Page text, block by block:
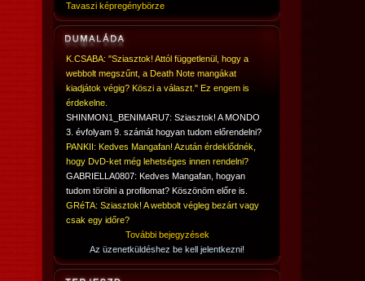
Tavaszi képregénybörze
K.CSABA: "Sziasztok! Attól függetlenül, hogy a
webbolt megszűnt, a Death Note mangákat
kiadjátok végig? Köszi a választ." Ez engem is
érdekelne.
SHINMON1_BENIMARU7: Sziasztok! A MONDO
3. évfolyam 9. számát hogyan tudom előrendelni?
PANKII: Kedves Mangafan! Azután érdeklődnék,
hogy DvD-ket még lehetséges innen rendelni?
GABRIELLA0807: Kedves Mangafan, hogyan
tudom törölni a profilomat? Köszönöm előre is.
GRéTA: Sziasztok! A webbolt végleg bezárt vagy
csak egy időre?
További bejegyzések
Az üzenetküldéshez be kell jelentkezni!